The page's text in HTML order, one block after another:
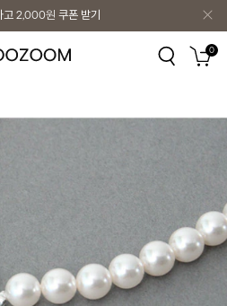
고 2,000원 쿠폰 받기
0